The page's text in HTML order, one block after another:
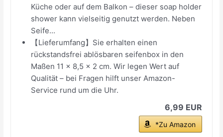
Küche oder auf dem Balkon – dieser soap holder
shower kann vielseitig genutzt werden. Neben
Seife...
【Lieferumfang】Sie erhalten einen
rückstandsfrei ablösbaren seifenbox in den
Maßen 11 × 8,5 × 2 cm. Wir legen Wert auf
Qualität – bei Fragen hilft unser Amazon-
Service rund um die Uhr.
6,99 EUR
*Zu Amazon